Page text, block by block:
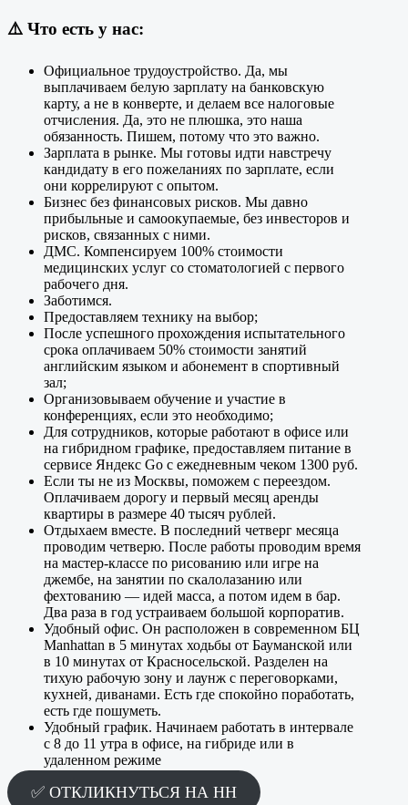
⚠️ Что есть у нас:
Официальное трудоустройство. Да, мы
выплачиваем белую зарплату на банковскую
карту, а не в конверте, и делаем все налоговые
отчисления. Да, это не плюшка, это наша
обязанность. Пишем, потому что это важно.
Зарплата в рынке. Мы готовы идти навстречу
кандидату в его пожеланиях по зарплате, если
они коррелируют с опытом.
Бизнес без финансовых рисков. Мы давно
прибыльные и самоокупаемые, без инвесторов и
рисков, связанных с ними.
ДМС. Компенсируем 100% стоимости
медицинских услуг со стоматологией с первого
рабочего дня.
Заботимся.
Предоставляем технику на выбор;
После успешного прохождения испытательного
срока оплачиваем 50% стоимости занятий
английским языком и абонемент в спортивный
зал;
Организовываем обучение и участие в
конференциях, если это необходимо;
Для сотрудников, которые работают в офисе или
на гибридном графике, предоставляем питание в
сервисе Яндекс Go с ежедневным чеком 1300 руб.
Если ты не из Москвы, поможем с переездом.
Оплачиваем дорогу и первый месяц аренды
квартиры в размере 40 тысяч рублей.
Отдыхаем вместе. В последний четверг месяца
проводим четверю. После работы проводим время
на мастер-классе по рисованию или игре на
джембе, на занятии по скалолазанию или
фехтованию — идей масса, а потом идем в бар.
Два раза в год устраиваем большой корпоратив.
Удобный офис. Он расположен в современном БЦ
Manhattan в 5 минутах ходьбы от Бауманской или
в 10 минутах от Красносельской. Разделен на
тихую рабочую зону и лаунж с переговорками,
кухней, диванами. Есть где спокойно поработать,
есть где пошуметь.
Удобный график. Начинаем работать в интервале
с 8 до 11 утра в офисе, на гибриде или в
удаленном режиме
✅ ОТКЛИКНУТЬСЯ НА HH